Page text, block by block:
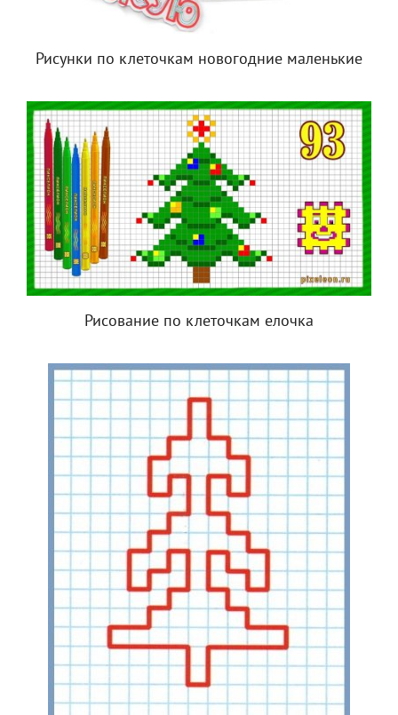
Рисунки по клеточкам новогодние маленькие
Рисование по клеточкам елочка